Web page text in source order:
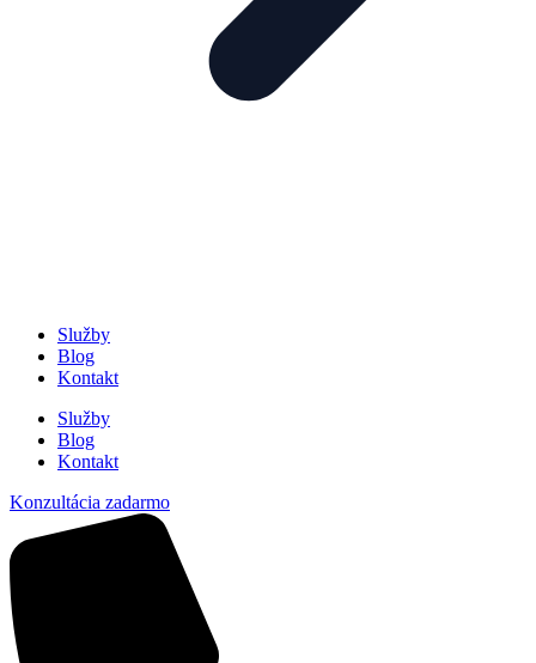
Služby
Blog
Kontakt
Služby
Blog
Kontakt
Konzultácia zadarmo